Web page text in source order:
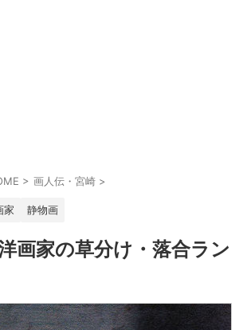
> 画人伝・宮崎 >
家 静物画
画家の草分け・落合ラン